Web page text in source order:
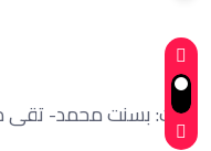
كتبت: بسنت محمد-